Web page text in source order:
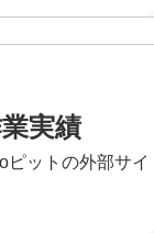
実績
ピットの外部サ